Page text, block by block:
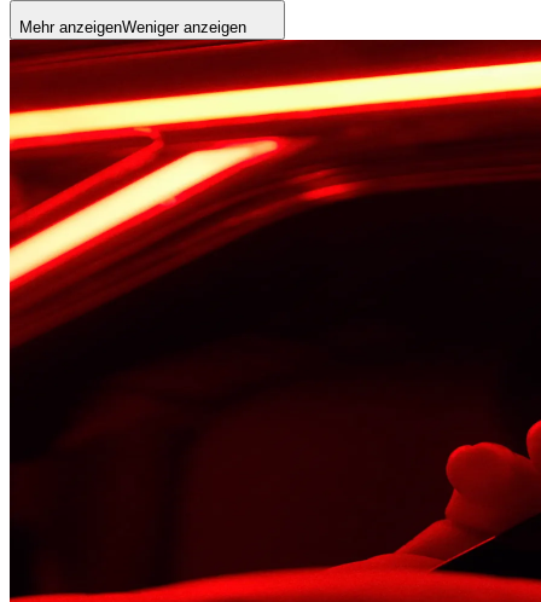
Mehr anzeigenWeniger anzeigen